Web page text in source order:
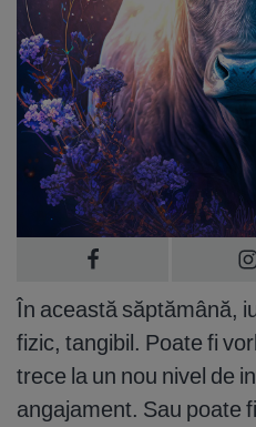
În această săptămână,
fizic, tangibil. Poate fi
trece la un nou nivel de
angajament. Sau poate